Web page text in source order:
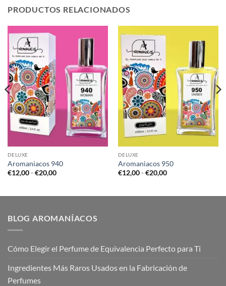
PRODUCTOS RELACIONADOS
DELUXE
Aromaniacos 940
€12,00 - €20,00Rango
€12,00
DELUXE
Aromaniacos 950
€12,00 - €20,00Rango
€12,00
BLOG AROMANÍACOS
Cómo Elegir el Perfume de Equivalencia Perfecto para Ti
Ingredientes Más Raros Usados en la Fabricación de
Perfumes